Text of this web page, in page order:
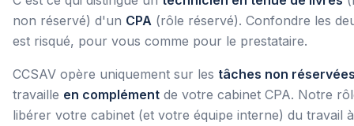
non réservé) d'un CPA (rôle réservé). Confondre les
est risqué, pour vous comme pour le prestataire.
CCSAV opère uniquement sur les tâches non
travaille en complément de votre cabinet CPA. Notre
libérer votre cabinet (et votre équipe interne) du travail à